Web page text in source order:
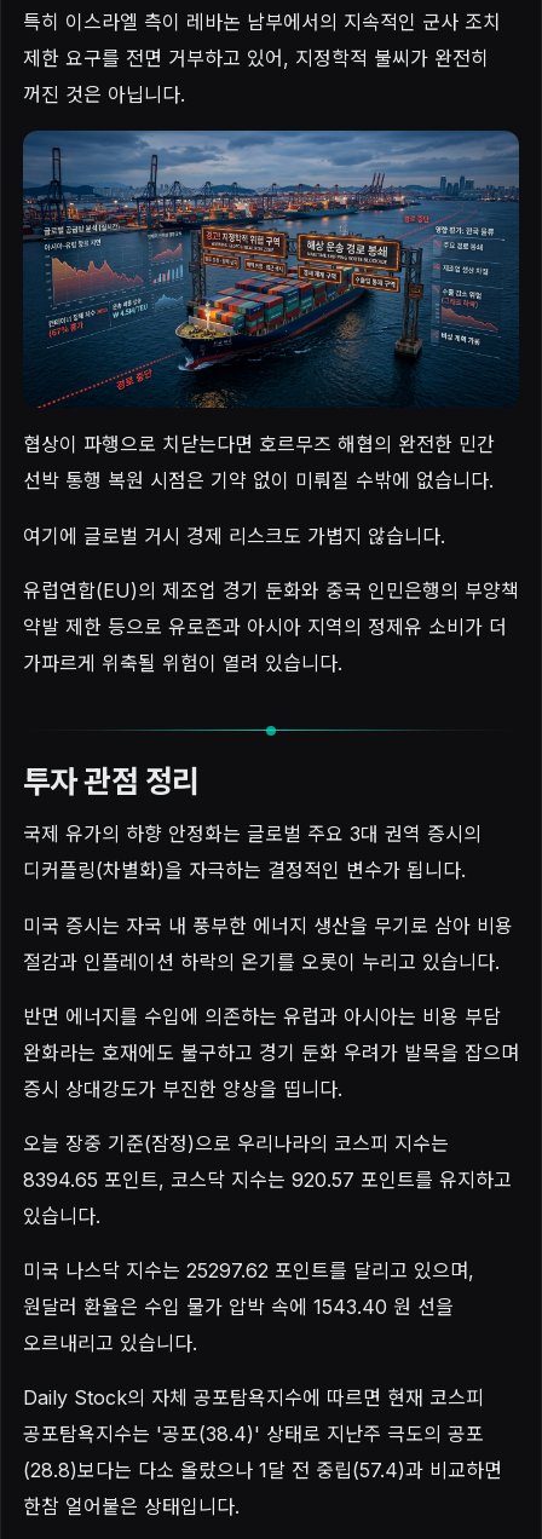
특히 이스라엘 측이 레바논 남부에서의 지속적인 군사 조치
제한 요구를 전면 거부하고 있어, 지정학적 불씨가 완전히
꺼진 것은 아닙니다.
협상이 파행으로 치닫는다면 호르무즈 해협의 완전한 민간
선박 통행 복원 시점은 기약 없이 미뤄질 수밖에 없습니다.
여기에 글로벌 거시 경제 리스크도 가볍지 않습니다.
유럽연합(EU)의 제조업 경기 둔화와 중국 인민은행의 부양책
약발 제한 등으로 유로존과 아시아 지역의 정제유 소비가 더
가파르게 위축될 위험이 열려 있습니다.
투자 관점 정리
국제 유가의 하향 안정화는 글로벌 주요 3대 권역 증시의
디커플링(차별화)을 자극하는 결정적인 변수가 됩니다.
미국 증시는 자국 내 풍부한 에너지 생산을 무기로 삼아 비용
절감과 인플레이션 하락의 온기를 오롯이 누리고 있습니다.
반면 에너지를 수입에 의존하는 유럽과 아시아는 비용 부담
완화라는 호재에도 불구하고 경기 둔화 우려가 발목을 잡으며
증시 상대강도가 부진한 양상을 띱니다.
오늘 장중 기준(잠정)으로 우리나라의 코스피 지수는
8394.65 포인트, 코스닥 지수는 920.57 포인트를 유지하고
있습니다.
미국 나스닥 지수는 25297.62 포인트를 달리고 있으며,
원달러 환율은 수입 물가 압박 속에 1543.40 원 선을
오르내리고 있습니다.
Daily Stock의 자체 공포탐욕지수에 따르면 현재 코스피
공포탐욕지수는 '공포(38.4)' 상태로 지난주 극도의 공포
(28.8)보다는 다소 올랐으나 1달 전 중립(57.4)과 비교하면
한참 얼어붙은 상태입니다.